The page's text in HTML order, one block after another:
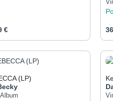
benutze dieWert
Preis:
€
Anzahl: Gib
(LP)